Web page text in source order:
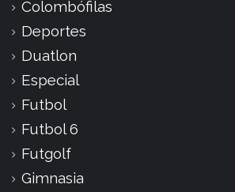
Colombófilas
Deportes
Duatlon
Especial
Futbol
Futbol 6
Futgolf
Gimnasia